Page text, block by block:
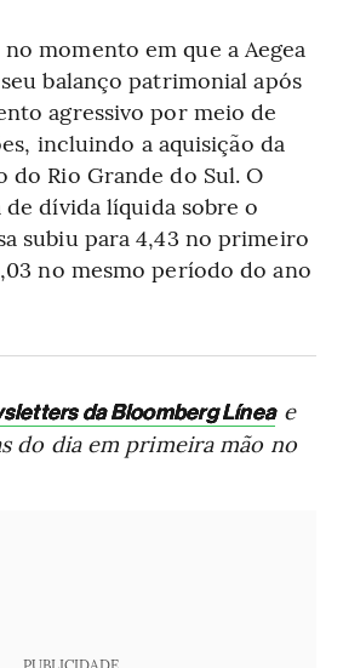
momento em que a Aegea
balanço patrimonial após
agressivo por meio de
incluindo a aquisição da
do Rio Grande do Sul. O
dívida líquida sobre o
subiu para 4,43 no primeiro
no mesmo período do ano
da Bloomberg Línea e
do dia em primeira mão no
PUBLICIDADE